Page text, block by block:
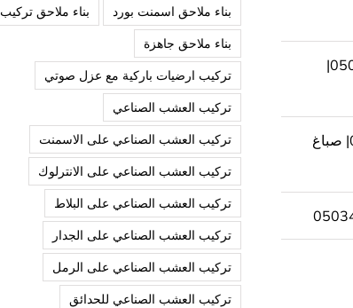
تركيب عشب صناعي العين |0503418441|
شركة صبغ في الشارقة |0503418441| صباغ
بناء ملاحق اسمنت بورد
بناء ملاحق تركيب
بناء ملاحق جاهزة
تركيب ارضيات باركية مع عزل صوتي
تركيب العشب الصناعي
تركيب العشب الصناعي على الاسمنت
تركيب العشب الصناعي على الانترلوك
تركيب العشب الصناعي على البلاط
تركيب العشب الصناعي على الجدار
تركيب العشب الصناعي على الرمل
تركيب العشب الصناعي للحدائق